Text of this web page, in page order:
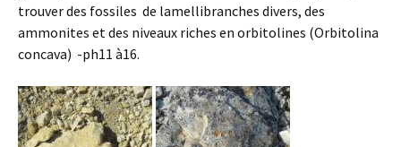
trouver des fossiles de lamellibranches divers, des
ammonites et des niveaux riches en orbitolines (Orbitolina
concava) -ph11 à16.